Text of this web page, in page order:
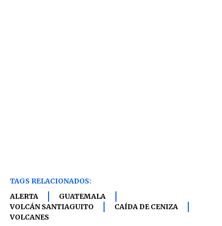
TAGS RELACIONADOS:
ALERTA
GUATEMALA
VOLCÁN SANTIAGUITO
CAÍDA DE CENIZA
VOLCANES